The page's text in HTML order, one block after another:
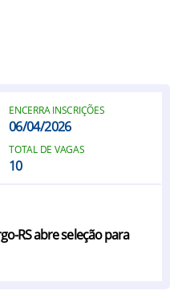
ENCERRA INSCRIÇÕES
06/04/2026
TOTAL DE VAGAS
10
RS abre seleção para